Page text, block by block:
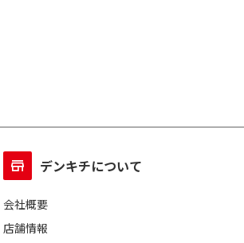
デンキチについて
会社概要
店舗情報